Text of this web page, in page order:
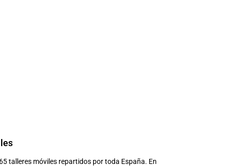
talleres móviles repartidos por toda España. En